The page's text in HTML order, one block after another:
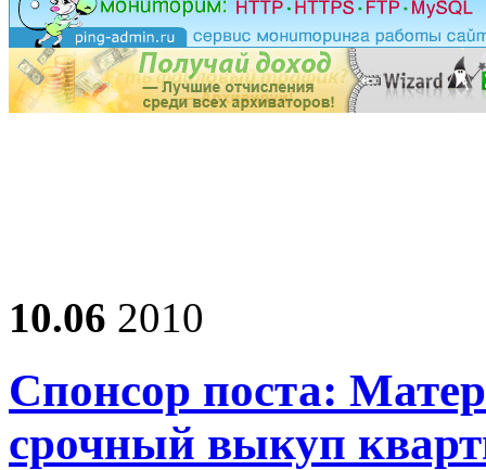
10.06 2010
Спонсор поста:
срочный выкуп